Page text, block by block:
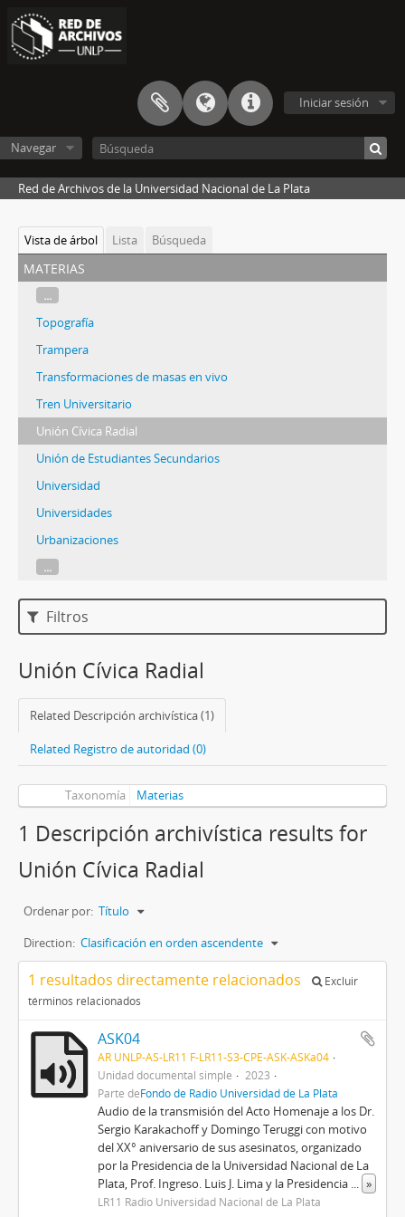
Iniciar sesión
Navegar
Red de Archivos de la Universidad Nacional de La Plata
Vista de árbol Lista Búsqueda
materias
...
Topografía
Trampera
Transformaciones de masas en vivo
Tren Universitario
Unión Cívica Radial
Unión de Estudiantes Secundarios
Universidad
Universidades
Urbanizaciones
...
Filtros
Unión Cívica Radial
Related Descripción archivística (1)
Related Registro de autoridad (0)
Taxonomía Materias
1 Descripción archivística results for
Unión Cívica Radial
Ordenar por: Título
Direction: Clasificación en orden ascendente
1 resultados directamente relacionados
Excluir
términos relacionados
ASK04
AR UNLP-AS-LR11 F-LR11-S3-CPE-ASK-ASKa04
Unidad documental simple
2023
Parte deFondo de Radio Universidad de La Plata
Audio de la transmisión del Acto Homenaje a los Dr.
Sergio Karakachoff y Domingo Teruggi con motivo
del XX° aniversario de sus asesinatos, organizado
por la Presidencia de la Universidad Nacional de La
Plata, Prof. Ingreso. Luis J. Lima y la Presidencia ... »
LR11 Radio Universidad Nacional de La Plata